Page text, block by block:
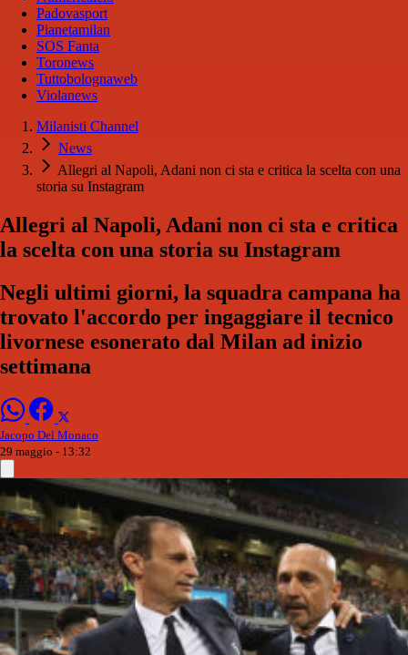
Padovasport
Pianetamilan
SOS Fanta
Toronews
Tuttobolognaweb
Violanews
Milanisti Channel
News
Allegri al Napoli, Adani non ci sta e critica la scelta con una
storia su Instagram
Allegri al Napoli, Adani non ci sta e critica
la scelta con una storia su Instagram
Negli ultimi giorni, la squadra campana ha
trovato l'accordo per ingaggiare il tecnico
livornese esonerato dal Milan ad inizio
settimana
Jacopo Del Monaco
29 maggio - 13:32